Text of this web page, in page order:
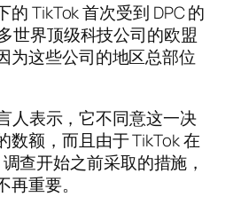
TikTok 首次受到 DPC 的
世界顶级科技公司的欧盟
为这些公司的地区总部位
人表示，它不同意这一决
数额，而且由于 TikTok 在
调查开始之前采取的措施，
重要。